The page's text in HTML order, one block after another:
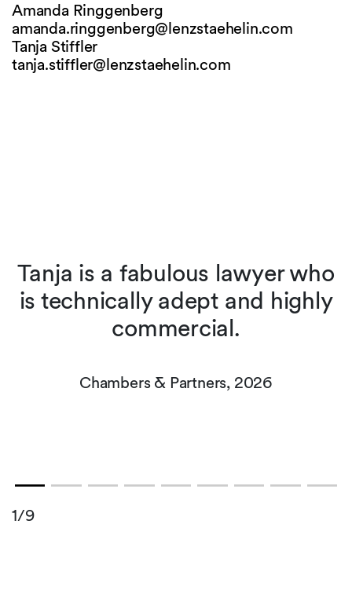
Amanda Ringgenberg
amanda.ringgenberg@lenzstaehelin.com
Tanja Stiffler
tanja.stiffler@lenzstaehelin.com
Tanja is a fabulous lawyer who
is technically adept and highly
commercial.
Chambers & Partners, 2026
1/9